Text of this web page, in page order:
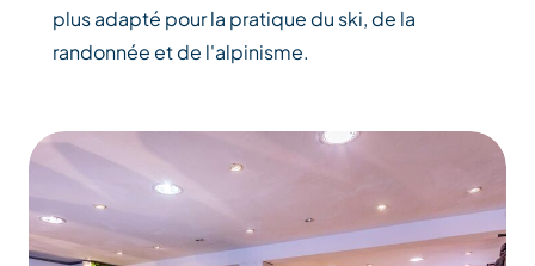
plus adapté pour la pratique du ski, de la
randonnée et de l'alpinisme.